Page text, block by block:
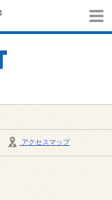
アクセスマップ